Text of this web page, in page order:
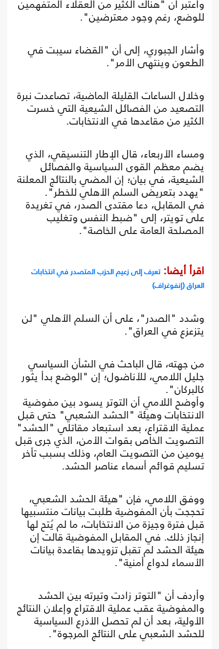
واعتبر أن "هناك الكثير من العقلاء المتفهمين
للوضع، رغم وجود معترضين".
وأشار الجبوري، إلى أن "القضاء سيبت في
الطعون وينتهى الأمر".
وخلال الساعات القليلة الماضية، تصاعدت نبرة
التصعيد من الفصائل الشيعية التي خسرت
الكثير من مقاعدها في الانتخابات.
ومساء الأربعاء، قال الإطار التنسيقي، الذي
يضم معظم القوى السياسية والفصائل
الشيعية، في بيان؛ إن المضي بالنتائج المعلنة
"يهدد بتعريض السلم الأهلي للخطر".
في المقابل، دعا مقتدى الصدر، في تغريدة
على تويتر، إلى "ضبط النفس وتغليب
المصلحة العامة على الخاصة".
اقرأ أيضا: تعرف إلى زعيم الحزب المتصدر في انتخابات
العراق (إنفوغراف)
وشدد "الصدر"، على أن السلم الأهلي "لن
يتزعزع في العراق".
من جهته، قال الباحث في الشأن السياسي
جليل اللامي، للأناضول؛ إن "الوضع بدأ يثور
كالبركان".
وأوضح اللامي أن التوتر يسود بين مفوضية
الانتخابات وهيئة "الحشد الشعبي" حتى قبل
عملية الاقتراع، بعد استبعاد مقاتلي "الحشد"
التصويت الخاص بقوات الأمن، الذي جرى قبل
يومين من التصويت العام، وذلك بسبب تأخر
تسليم قوائم أسماء عناصر الحشد.
ووفق اللامي، فإن "هيئة الحشد الشعبي،
تحججت بأن المفوضية طلبت بيانات منتسبيها
قبل فترة وجيزة من الانتخابات، ما لم يُتح لها
إنجاز ذلك. في المقابل المفوضية قالت إن
هيئة الحشد لم تقبل تزويدها بقاعدة بيانات
الأسماء لدواع أمنية".
وأردف أن "التوتر زادت وتيرته بين الحشد
والمفوضية عقب عملية الاقتراع وإعلان النتائج
الأولية، بعد أن لم تحصل الأذرع السياسية
للحشد الشعبي على النتائج المرجوة".